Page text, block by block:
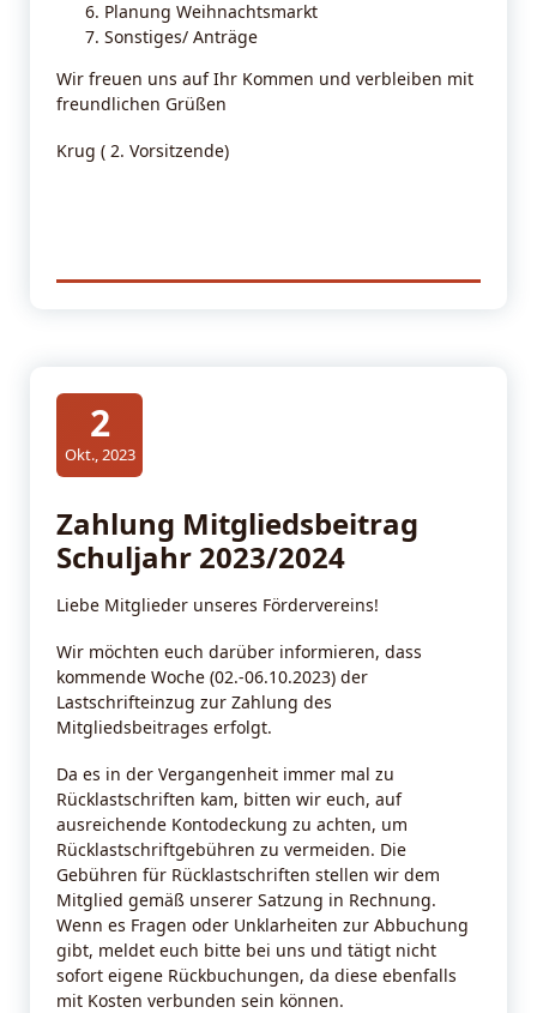
Planung Weihnachtsmarkt
Sonstiges/ Anträge
Wir freuen uns auf Ihr Kommen und verbleiben mit
freundlichen Grüßen
Krug ( 2. Vorsitzende)
2
Okt., 2023
Zahlung Mitgliedsbeitrag
Schuljahr 2023/2024
Liebe Mitglieder unseres Fördervereins!
Wir möchten euch darüber informieren, dass
kommende Woche (02.-06.10.2023) der
Lastschrifteinzug zur Zahlung des
Mitgliedsbeitrages erfolgt.
Da es in der Vergangenheit immer mal zu
Rücklastschriften kam, bitten wir euch, auf
ausreichende Kontodeckung zu achten, um
Rücklastschriftgebühren zu vermeiden. Die
Gebühren für Rücklastschriften stellen wir dem
Mitglied gemäß unserer Satzung in Rechnung.
Wenn es Fragen oder Unklarheiten zur Abbuchung
gibt, meldet euch bitte bei uns und tätigt nicht
sofort eigene Rückbuchungen, da diese ebenfalls
mit Kosten verbunden sein können.